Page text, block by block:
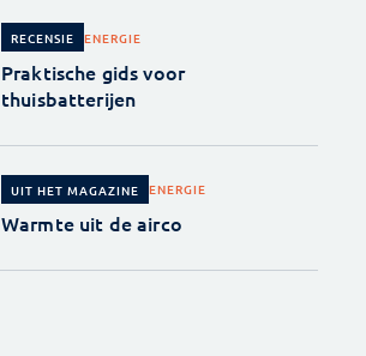
RECENSIE ENERGIE
Praktische gids voor
thuisbatterijen
UIT HET MAGAZINE ENERGIE
Warmte uit de airco